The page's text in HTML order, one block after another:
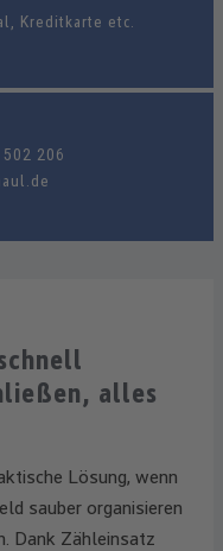
Kreditkarte etc.
206
alles
Lösung, wenn
sauber organisieren
Dank Zähleinsatz